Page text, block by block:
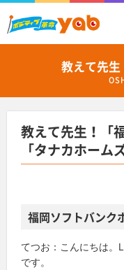
教えて先
教えて先生！「
「タナカホームズ
福岡ソフトバンク
てつお：こんにちは
です。